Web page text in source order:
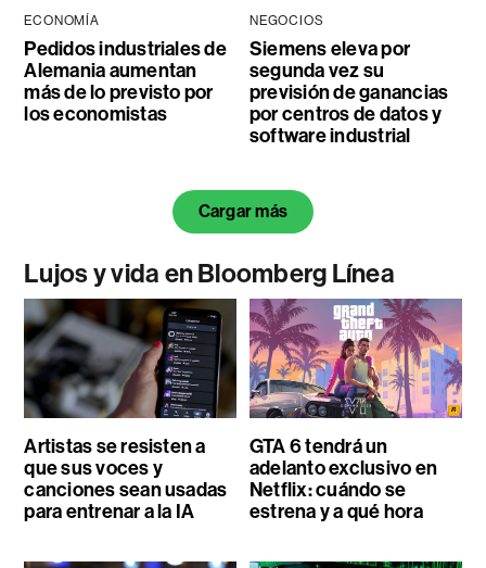
ECONOMÍA
Pedidos industriales de
Alemania aumentan
más de lo previsto por
los economistas
NEGOCIOS
Siemens eleva por
segunda vez su
previsión de ganancias
por centros de datos y
software industrial
Cargar más
Lujos y vida en Bloomberg Línea
Artistas se resisten a
que sus voces y
canciones sean usadas
para entrenar a la IA
GTA 6 tendrá un
adelanto exclusivo en
Netflix: cuándo se
estrena y a qué hora